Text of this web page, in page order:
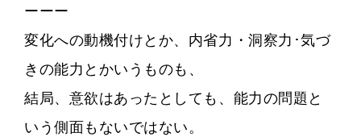
ーーー
変化への動機付けとか、内省力・洞察力･気づ
きの能力とかいうものも、
結局、意欲はあったとしても、能力の問題と
いう側面もないではない。